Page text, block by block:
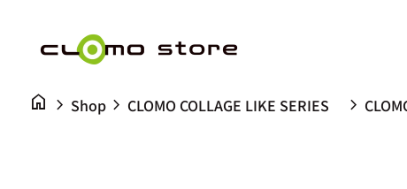
home chevron_right Shop chevron_right CLOMO COLLAGE LIKE SERIES chevron_right